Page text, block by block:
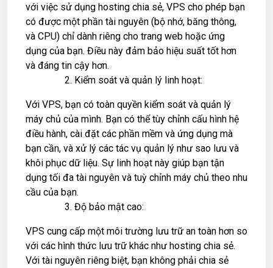
với việc sử dụng hosting chia sẻ, VPS cho phép bạn
có được một phần tài nguyên (bộ nhớ, băng thông,
và CPU) chỉ dành riêng cho trang web hoặc ứng
dụng của bạn. Điều này đảm bảo hiệu suất tốt hơn
và đáng tin cậy hơn.
Kiểm soát và quản lý linh hoạt:
Với VPS, bạn có toàn quyền kiểm soát và quản lý
máy chủ của mình. Bạn có thể tùy chỉnh cấu hình hệ
điều hành, cài đặt các phần mềm và ứng dụng mà
bạn cần, và xử lý các tác vụ quản lý như sao lưu và
khôi phục dữ liệu. Sự linh hoạt này giúp bạn tận
dụng tối đa tài nguyên và tuỳ chỉnh máy chủ theo nhu
cầu của bạn.
Độ bảo mật cao:
VPS cung cấp một môi trường lưu trữ an toàn hơn so
với các hình thức lưu trữ khác như hosting chia sẻ.
Với tài nguyên riêng biệt, bạn không phải chia sẻ